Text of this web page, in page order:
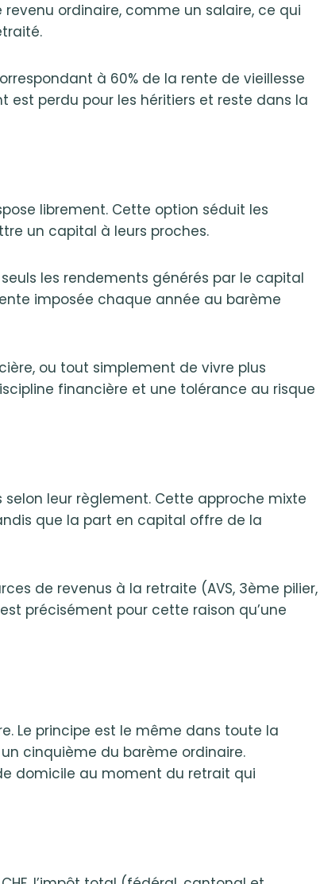
revenu ordinaire, comme un salaire, ce qui
à 60% de la rente de vieillesse
est perdu pour les héritiers et reste dans la
librement. Cette option séduit les
un capital à leurs proches.
les rendements générés par le capital
imposée chaque année au barème
ou tout simplement de vivre plus
financière et une tolérance au risque
leur règlement. Cette approche mixte
que la part en capital offre de la
de revenus à la retraite (AVS, 3ème pilier,
précisément pour cette raison qu’une
Le principe est le même dans toute la
cinquième du barème ordinaire.
domicile au moment du retrait qui